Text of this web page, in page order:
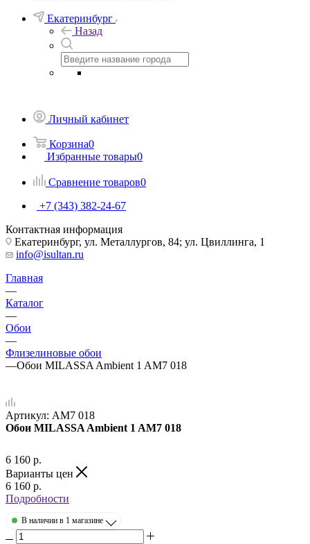
Екатеринбург
Назад
Личный кабинет
Корзина0
Избранные товары0
Сравнение товаров0
+7 (343) 382-24-67
Контактная информация
Екатеринбург, ул. Металлургов, 84; ул. Цвиллинга, 1
info@isultan.ru
Главная
—
Каталог
—
Обои
—
Флизелиновые обои
—Обои MILASSA Ambient 1 AM7 018
Артикул: AM7 018
Обои MILASSA Ambient 1 AM7 018
6 160 р.
Варианты цен
6 160 р.
Подробности
В наличии в 1 магазине